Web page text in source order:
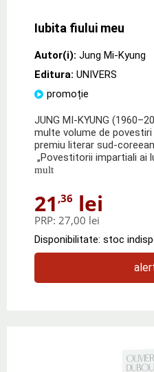
Iubita fiului meu
Autor(i): Jung Mi-Kyung
Editura: UNIVERS
promoție
JUNG MI‑KYUNG
multe volume de
premiu literar
„Povestitorii impartiali ai
mult
21 ,36 lei
PRP: 27,00 lei
Disponibilitate: stoc